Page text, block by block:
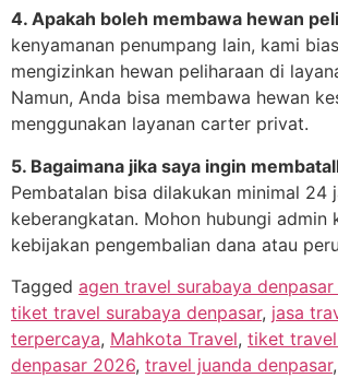
4. Apakah boleh membawa hewan
kenyamanan penumpang lain, kami
mengizinkan hewan peliharaan di
Namun, Anda bisa membawa hewan
menggunakan layanan carter privat.
5. Bagaimana jika saya ingin
Pembatalan bisa dilakukan minimal 24
keberangkatan. Mohon hubungi admin
kebijakan pengembalian dana atau
Tagged agen travel surabaya
tiket travel surabaya denpasar, jasa
terpercaya, Mahkota Travel, tiket
denpasar 2026, travel juanda denpasar,